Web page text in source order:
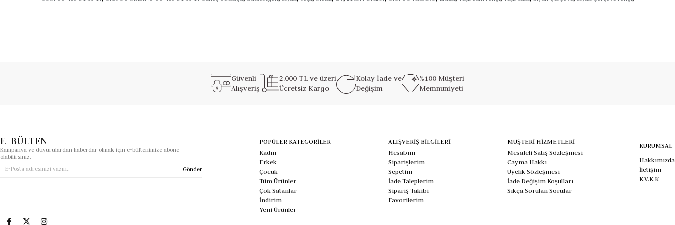
Güvenli
Alışveriş
2.000 TL ve üzeri
Ücretsiz Kargo
Kolay İade ve
Değişim
%100 Müşteri
Memnuniyeti
E_BÜLTEN
Kampanya ve duyurulardan haberdar olmak için e-bültenimize abone
olabilirsiniz.
Gönder
POPÜLER KATEGORİLER
Kadın
Erkek
Çocuk
Tüm Ürünler
Çok Satanlar
İndirim
Yeni Ürünler
ALIŞVERİŞ BİLGİLERİ
Hesabım
Siparişlerim
Sepetim
İade Taleplerim
Sipariş Takibi
Favorilerim
MÜŞTERİ HİZMETLERİ
Mesafeli Satış Sözleşmesi
Cayma Hakkı
Üyelik Sözleşmesi
İade Değişim Koşulları
Sıkça Sorulan Sorular
KURUMSAL
Hakkımızda
İletişim
K.V.K.K